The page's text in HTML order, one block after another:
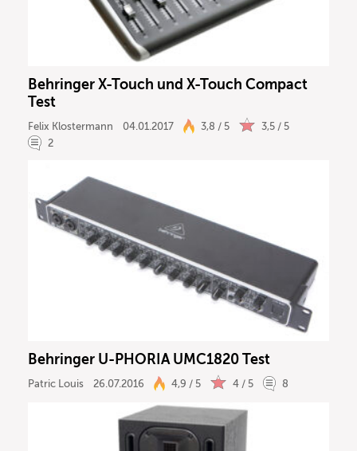
Keyboard
PA
Vocals
Behringer X-Touch und X-Touch Compact
Test
Felix Klostermann 04.01.2017 3,8 / 5
3,5 / 5
2
Behringer U-PHORIA UMC1820 Test
Patric Louis 26.07.2016 4,9 / 5 4 / 5 8